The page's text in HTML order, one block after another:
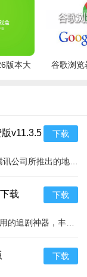
日本人气声优全
猫”，互动感拉
愈又甜蜜。
游玩，适合休闲
精准贴合少女恋
版本大
谷歌浏览
v11.3.5
下载
载
下载
下载